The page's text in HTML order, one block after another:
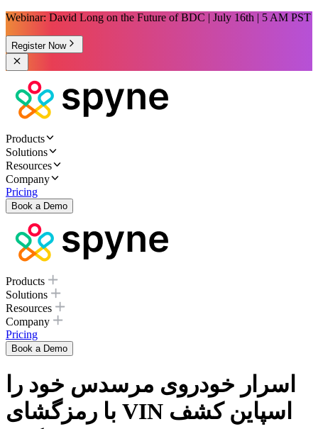
Webinar: David Long on the Future of BDC | July 16th | 5 AM PST
Register Now
Products
Solutions
Resources
Company
Pricing
Book a Demo
Products
Solutions
Resources
Company
Pricing
Book a Demo
اسرار خودروی مرسدس خود را
با رمزگشای VIN اسپاین کشف